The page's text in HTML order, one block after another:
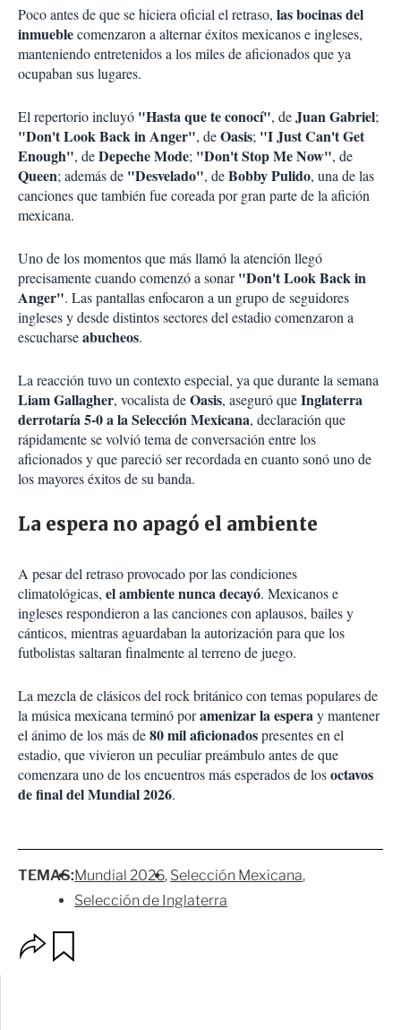
Poco antes de que se hiciera oficial el retraso, las bocinas del
inmueblecomenzaron a alternar éxitos mexicanos e ingleses,
manteniendo entretenidos a los miles de aficionados que ya
ocupaban sus lugares.
El repertorio incluyó "Hasta que te conocí", deJuan Gabriel;
"Don't Look Back in Anger", deOasis; "I Just Can't Get
Enough", deDepeche Mode; "Don't Stop Me Now", de
Queen; además de "Desvelado", deBobby Pulido, una de las
canciones que también fue coreada por gran parte de la afición
mexicana.
Uno de los momentos que más llamó la atención llegó
precisamente cuando comenzó a sonar"Don't Look Back in
Anger". Las pantallas enfocaron a un grupo de seguidores
ingleses y desde distintos sectores del estadio comenzaron a
escucharseabucheos.
La reacción tuvo un contexto especial, ya que durante la semana
Liam Gallagher, vocalista deOasis, aseguró queInglaterra
derrotaría 5-0 a la Selección Mexicana, declaración que
rápidamente se volvió tema de conversación entre los
aficionados y que pareció ser recordada en cuanto sonó uno de
los mayores éxitos de su banda.
La espera no apagó el ambiente
A pesar del retraso provocado por las condiciones
climatológicas, el ambiente nunca decayó. Mexicanos e
ingleses respondieron a las canciones con aplausos, bailes y
cánticos, mientras aguardaban la autorización para que los
futbolistas saltaran finalmente al terreno de juego.
La mezcla de clásicos del rock británico con temas populares de
la música mexicana terminó poramenizar la esperay mantener
el ánimo de los más de80 mil aficionadospresentes en el
estadio, que vivieron un peculiar preámbulo antes de que
comenzara uno de los encuentros más esperados de losoctavos
de final del Mundial 2026.
TEMAS:Mundial 2026 Selección Mexicana
Selección de Inglaterra